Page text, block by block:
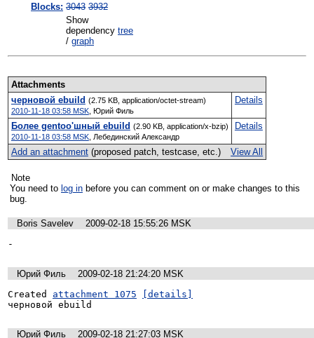
Blocks: 3043 3932
Show
dependency tree
/ graph
Attachments
черновой ebuild (2.75 KB, application/octet-stream)
2010-11-18 03:58 MSK, Юрий Филь
Details
Более gentoo'шный ebuild (2.90 KB, application/x-bzip)
2010-11-18 03:58 MSK, Лебединский Александр
Details
View All
Add an attachment(proposed patch, testcase, etc.)
Note
You need to log in
bug.
Boris Savelev
2009-02-18 15:55:26 MSK
-
Юрий Филь
2009-02-18 21:24:20 MSK
Created attachment 1075
[details]
черновой ebuild
Юрий Филь
2009-02-18 21:27:03 MSK